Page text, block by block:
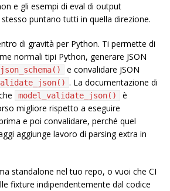
e gli esempi di eval di output
puntano tutti in quella direzione.
di gravità per Python. Ti permette di
normali tipi Python, generare JSON
e convalidare JSON
. La documentazione di
model_validate_json()
è
migliore rispetto a eseguire
e poi convalidare, perché quel
aggiunge lavoro di parsing extra in
standalone nel tuo repo, o vuoi che CI
fixture indipendentemente dal codice